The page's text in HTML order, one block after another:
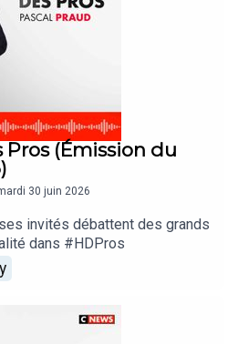
Pros (Émission du
30 juin 2026
invités débattent des grands
dans #HDPros